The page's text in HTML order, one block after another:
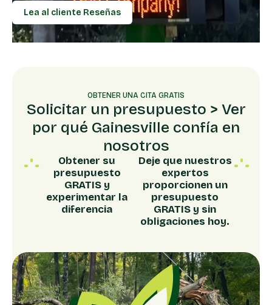
Lea al cliente Reseñas
OBTENER UNA CITA GRATIS
Solicitar un presupuesto > Ver
por qué Gainesville confía en
nosotros
Obtener su
presupuesto
GRATIS y
experimentar la
diferencia
Deje que nuestros
expertos
proporcionen un
presupuesto
GRATIS y sin
obligaciones hoy.